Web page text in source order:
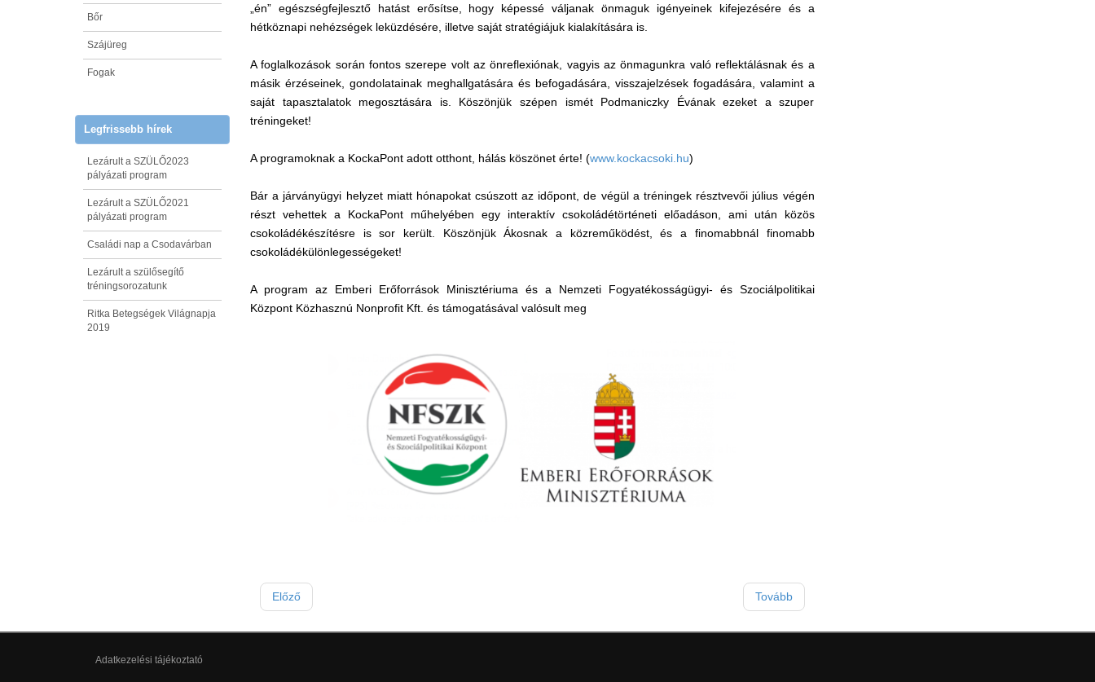
Bőr
Szájüreg
Fogak
Legfrissebb hírek
Lezárult a SZÜLŐ2023
pályázati program
Lezárult a SZÜLŐ2021
pályázati program
Családi nap a Csodavárban
Lezárult a szülősegítő
tréningsorozatunk
Ritka Betegségek Világnapja
2019
„én” egészségfejlesztő hatást erősítse, hogy képessé váljanak önmaguk igényeinek kifejezésére és a
hétköznapi nehézségek leküzdésére, illetve saját stratégiájuk kialakítására is.
A foglalkozások során fontos szerepe volt az önreflexiónak, vagyis az önmagunkra való reflektálásnak és a
másik érzéseinek, gondolatainak meghallgatására és befogadására, visszajelzések fogadására, valamint a
saját tapasztalatok megosztására is. Köszönjük szépen ismét Podmaniczky Évának ezeket a szuper
tréningeket!
A programoknak a KockaPont adott otthont, hálás köszönet érte! (www.kockacsoki.hu)
Bár a járványügyi helyzet miatt hónapokat csúszott az időpont, de végül a tréningek résztvevői július végén
részt vehettek a KockaPont műhelyében egy interaktív csokoládétörténeti előadáson, ami után közös
csokoládékészítésre is sor került. Köszönjük Ákosnak a közreműködést, és a finomabbnál finomabb
csokoládékülönlegességeket!
A program az Emberi Erőforrások Minisztériuma és a Nemzeti Fogyatékosságügyi- és Szociálpolitikai
Központ Közhasznú Nonprofit Kft. és támogatásával valósult meg
Előző Tovább
Adatkezelési tájékoztató